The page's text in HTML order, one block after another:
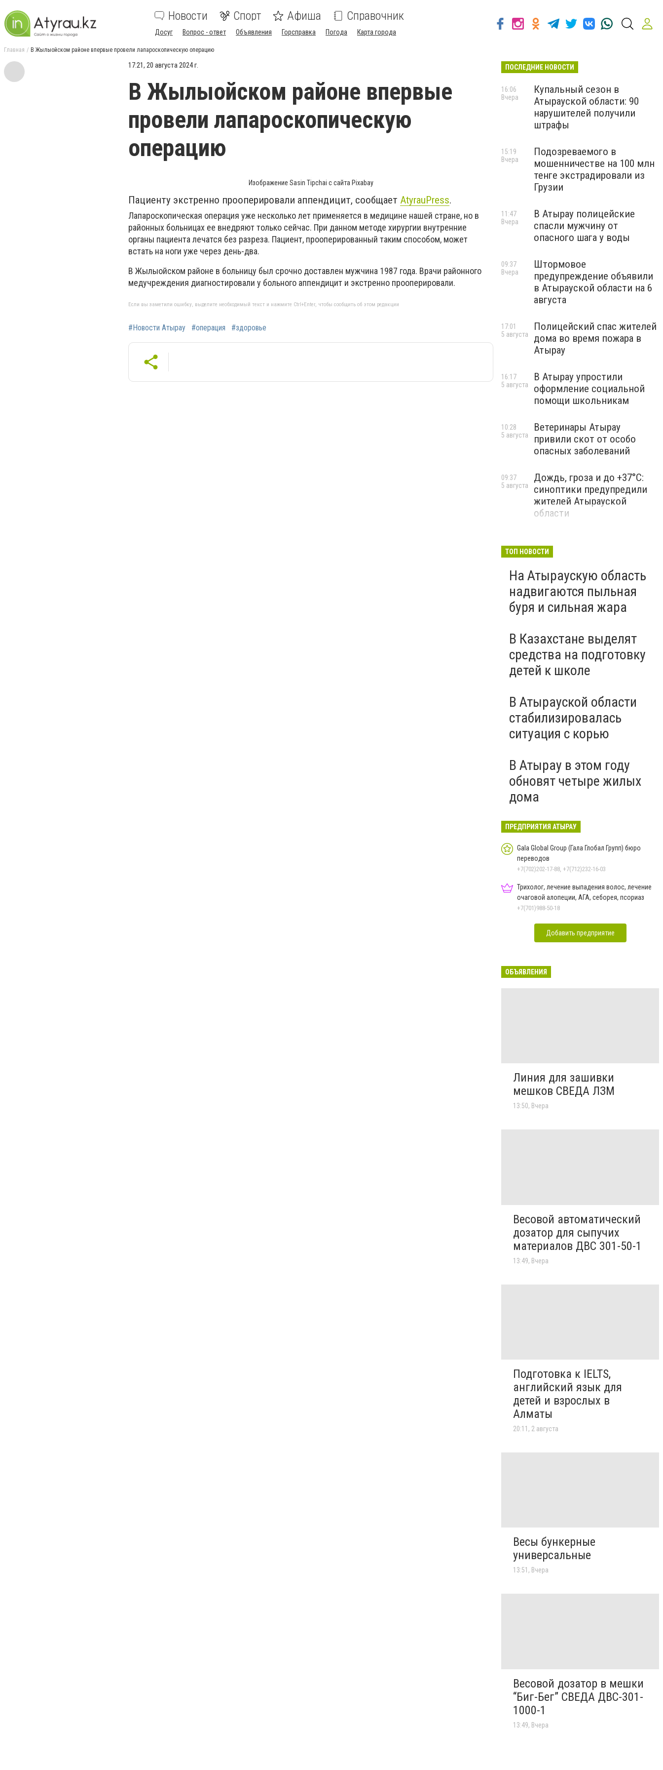
Новости Спорт Афиша Справочник
Досуг Вопрос - ответ Объявления Горсправка Погода Карта города
Главная В Жылыойском районе впервые провели лапароскопическую операцию
17:21, 20 августа 2024 г.
В Жылыойском районе впервые
провели лапароскопическую
операцию
Изображение Sasin Tipchai с сайта Pixabay
Пациенту экстренно прооперировали аппендицит, сообщает AtyrauPress.
Лапароскопическая операция уже несколько лет применяется в медицине нашей стране, но в
районных больницах ее внедряют только сейчас. При данном методе хирургии внутренние
органы пациента лечатся без разреза. Пациент, прооперированный таким способом, может
встать на ноги уже через день-два.
В Жылыойском районе в больницу был срочно доставлен мужчина 1987 года. Врачи районного
медучреждения диагностировали у больного аппендицит и экстренно прооперировали.
Если вы заметили ошибку, выделите необходимый текст и нажмите Ctrl+Enter, чтобы сообщить об этом редакции
#Новости Атырау #операция #здоровье
ПОСЛЕДНИЕ НОВОСТИ
Купальный сезон в
Атырауской области: 90
нарушителей получили
штрафы
16:06
Вчера
Подозреваемого в
мошенничестве на 100 млн
тенге экстрадировали из
Грузии
15:19
Вчера
В Атырау полицейские
спасли мужчину от
опасного шага у воды
11:47
Вчера
Штормовое
предупреждение объявили
в Атырауской области на 6
августа
09:37
Вчера
Полицейский спас жителей
дома во время пожара в
Атырау
17:01
5 августа
В Атырау упростили
оформление социальной
помощи школьникам
16:17
5 августа
Ветеринары Атырау
привили скот от особо
опасных заболеваний
10:28
5 августа
Дождь, гроза и до +37°C:
синоптики предупредили
жителей Атырауской
области
09:37
5 августа
ТОП НОВОСТИ
На Атыраускую область
надвигаются пыльная
буря и сильная жара
В Казахстане выделят
средства на подготовку
детей к школе
В Атырауской области
стабилизировалась
ситуация с корью
В Атырау в этом году
обновят четыре жилых
дома
ПРЕДПРИЯТИЯ АТЫРАУ
Gala Global Group (Гала Глобал Групп) бюро
переводов
+7(702)202-17-88, +7(712)232-16-03
Трихолог, лечение выпадения волос, лечение
очаговой алопеции, АГА, себорея, псориаз
+7(701)988-50-18
Добавить предприятие
ОБЪЯВЛЕНИЯ
Линия для зашивки
мешков СВЕДА ЛЗМ
13:50, Вчера
Весовой автоматический
дозатор для сыпучих
материалов ДВС 301-50-1
13:49, Вчера
Подготовка к IELTS,
английский язык для
детей и взрослых в
Алматы
20:11, 2 августа
Весы бункерные
универсальные
13:51, Вчера
Весовой дозатор в мешки
“Биг-Бег” СВЕДА ДВС-301-
1000-1
13:49, Вчера